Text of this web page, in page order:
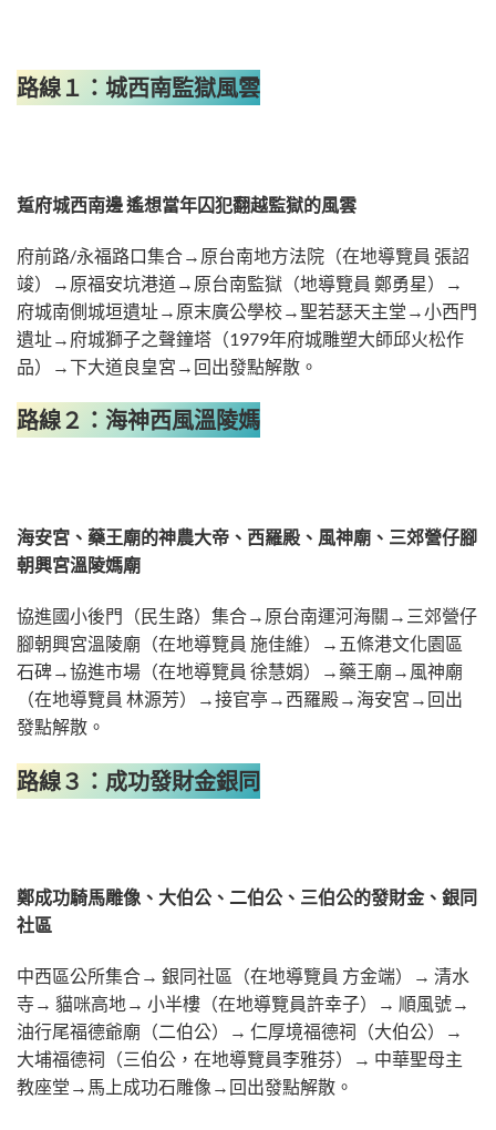
路線１：城西南監獄風雲
踅府城西南邊 遙想當年囚犯翻越監獄的風雲
府前路/永福路口集合→原台南地方法院（在地導覽員 張詔
竣）→原福安坑港道→原台南監獄（地導覽員 鄭勇星）→
府城南側城垣遺址→原末廣公學校→聖若瑟天主堂→小西門
遺址→府城獅子之聲鐘塔（1979年府城雕塑大師邱火松作
品）→下大道良皇宮→回出發點解散。
路線２：海神西風溫陵媽
海安宮、藥王廟的神農大帝、西羅殿、風神廟、三郊營仔腳
朝興宮溫陵媽廟
協進國小後門（民生路）集合→原台南運河海關→三郊營仔
腳朝興宮溫陵廟（在地導覽員 施佳維）→五條港文化園區
石碑→協進市場（在地導覽員 徐慧娟）→藥王廟→風神廟
（在地導覽員 林源芳）→接官亭→西羅殿→海安宮→回出
發點解散。
路線３：成功發財金銀同
鄭成功騎馬雕像、大伯公、二伯公、三伯公的發財金、銀同
社區
中西區公所集合→ 銀同社區（在地導覽員 方金端）→ 清水
寺→ 貓咪高地→ 小半樓（在地導覽員許幸子）→ 順風號→
油行尾福德爺廟（二伯公）→ 仁厚境福德祠（大伯公）→
大埔福德祠（三伯公，在地導覽員李雅芬）→ 中華聖母主
教座堂→馬上成功石雕像→回出發點解散。